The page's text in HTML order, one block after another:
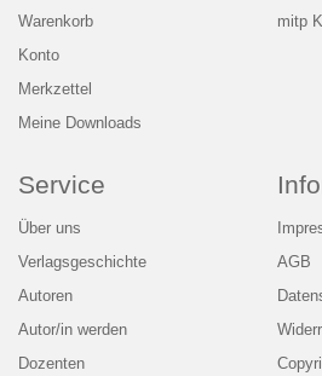
Warenkorb
Konto
Merkzettel
Meine Downloads
mitp
Service
Über uns
Verlagsgeschichte
Autoren
Autor/in werden
Dozenten
AGB